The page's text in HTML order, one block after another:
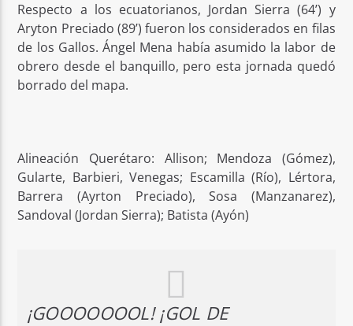
Respecto a los ecuatorianos, Jordan Sierra (64’) y
Aryton Preciado (89’) fueron los considerados en filas
de los Gallos. Ángel Mena había asumido la labor de
obrero desde el banquillo, pero esta jornada quedó
borrado del mapa.
Alineación Querétaro: Allison; Mendoza (Gómez),
Gularte, Barbieri, Venegas; Escamilla (Río), Lértora,
Barrera (Ayrton Preciado), Sosa (Manzanarez),
Sandoval (Jordan Sierra); Batista (Ayón)
¡GOOOOOOOL! ¡GOL DE